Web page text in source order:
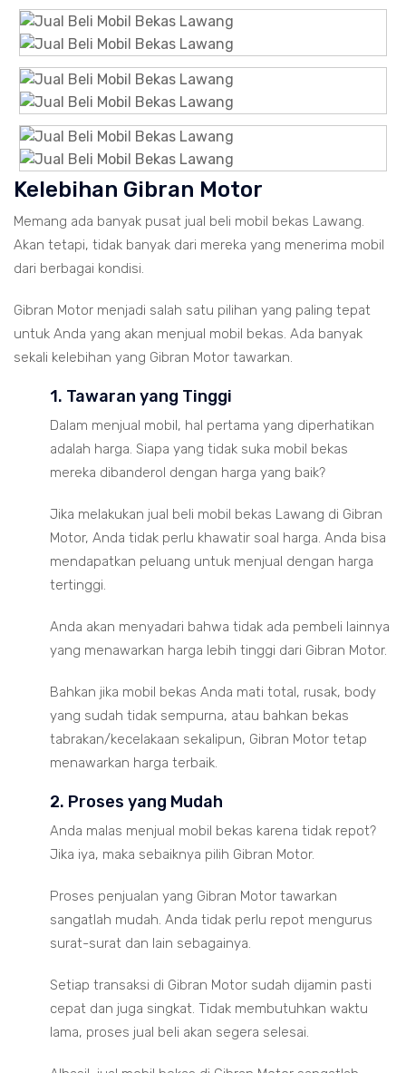
Kelebihan Gibran Motor
Memang ada banyak pusat jual beli mobil bekas Lawang.
Akan tetapi, tidak banyak dari mereka yang menerima mobil
dari berbagai kondisi.
Gibran Motor menjadi salah satu pilihan yang paling tepat
untuk Anda yang akan menjual mobil bekas. Ada banyak
sekali kelebihan yang Gibran Motor tawarkan.
1. Tawaran yang Tinggi
Dalam menjual mobil, hal pertama yang diperhatikan
adalah harga. Siapa yang tidak suka mobil bekas
mereka dibanderol dengan harga yang baik?
Jika melakukan jual beli mobil bekas Lawang di Gibran
Motor, Anda tidak perlu khawatir soal harga. Anda bisa
mendapatkan peluang untuk menjual dengan harga
tertinggi.
Anda akan menyadari bahwa tidak ada pembeli lainnya
yang menawarkan harga lebih tinggi dari Gibran Motor.
Bahkan jika mobil bekas Anda mati total, rusak, body
yang sudah tidak sempurna, atau bahkan bekas
tabrakan/kecelakaan sekalipun, Gibran Motor tetap
menawarkan harga terbaik.
2. Proses yang Mudah
Anda malas menjual mobil bekas karena tidak repot?
Jika iya, maka sebaiknya pilih Gibran Motor.
Proses penjualan yang Gibran Motor tawarkan
sangatlah mudah. Anda tidak perlu repot mengurus
surat-surat dan lain sebagainya.
Setiap transaksi di Gibran Motor sudah dijamin pasti
cepat dan juga singkat. Tidak membutuhkan waktu
lama, proses jual beli akan segera selesai.